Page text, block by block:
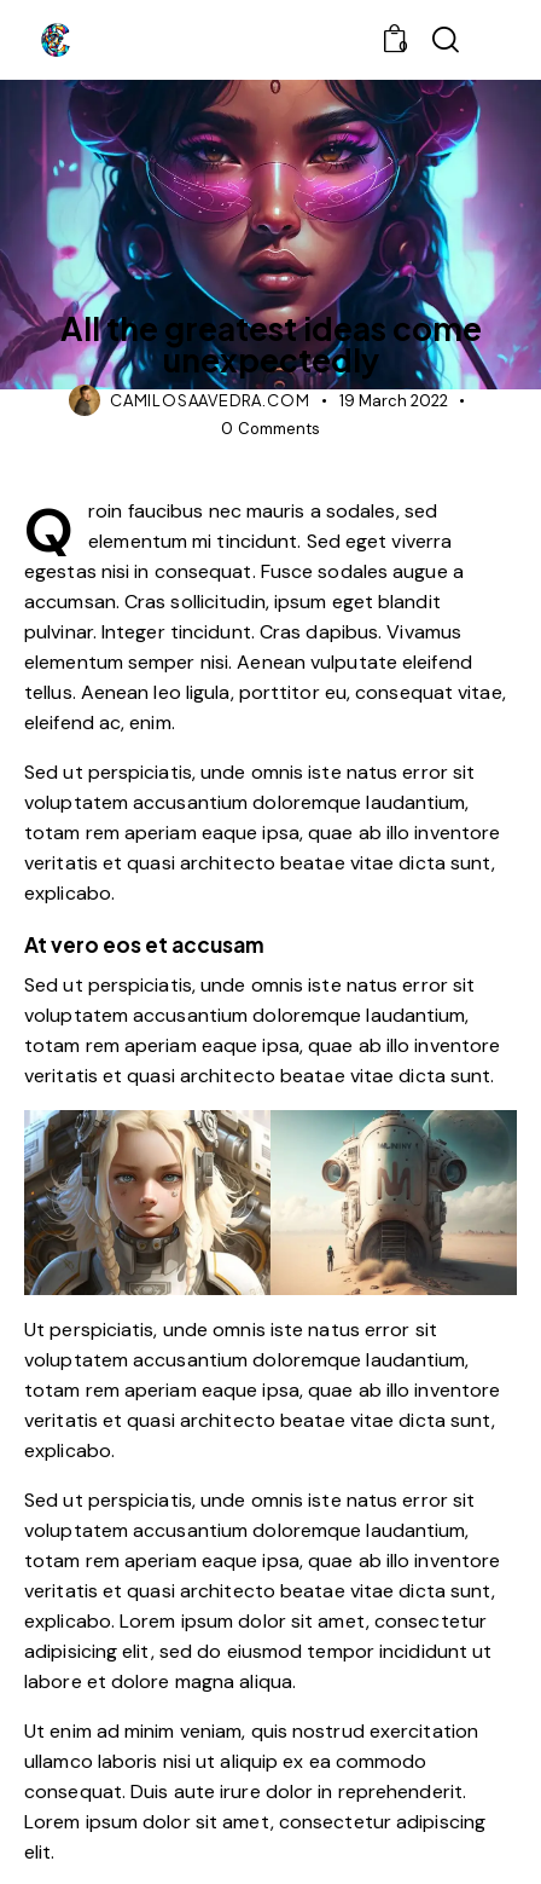
0
NEWS
All the greatest ideas come
unexpectedly
CAMILOSAAVEDRA.COM
19 March 2022
0 Comments
Q
roin faucibus nec mauris a sodales, sed
elementum mi tincidunt. Sed eget viverra
egestas nisi in consequat. Fusce sodales augue a
accumsan. Cras sollicitudin, ipsum eget blandit
pulvinar. Integer tincidunt. Cras dapibus. Vivamus
elementum semper nisi. Aenean vulputate eleifend
tellus. Aenean leo ligula, porttitor eu, consequat vitae,
eleifend ac, enim.
Sed ut perspiciatis, unde omnis iste natus error sit
voluptatem accusantium doloremque laudantium,
totam rem aperiam eaque ipsa, quae ab illo inventore
veritatis et quasi architecto beatae vitae dicta sunt,
explicabo.
At vero eos et accusam
Sed ut perspiciatis, unde omnis iste natus error sit
voluptatem accusantium doloremque laudantium,
totam rem aperiam eaque ipsa, quae ab illo inventore
veritatis et quasi architecto beatae vitae dicta sunt.
Ut perspiciatis, unde omnis iste natus error sit
voluptatem accusantium doloremque laudantium,
totam rem aperiam eaque ipsa, quae ab illo inventore
veritatis et quasi architecto beatae vitae dicta sunt,
explicabo.
Sed ut perspiciatis, unde omnis iste natus error sit
voluptatem accusantium doloremque laudantium,
totam rem aperiam eaque ipsa, quae ab illo inventore
veritatis et quasi architecto beatae vitae dicta sunt,
explicabo. Lorem ipsum dolor sit amet, consectetur
adipisicing elit, sed do eiusmod tempor incididunt ut
labore et dolore magna aliqua.
Ut enim ad minim veniam, quis nostrud exercitation
ullamco laboris nisi ut aliquip ex ea commodo
consequat. Duis aute irure dolor in reprehenderit.
Lorem ipsum dolor sit amet, consectetur adipiscing
elit.